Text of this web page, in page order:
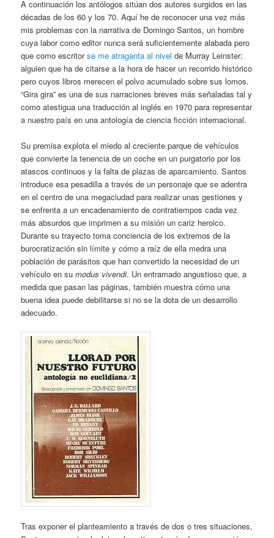
A continuación los antólogos sitúan dos autores surgidos en las
décadas de los 60 y los 70. Aquí he de reconocer una vez más
mis problemas con la narrativa de Domingo Santos, un hombre
cuya labor como editor nunca será suficientemente alabada pero
que como escritorse me atraganta al nivel de Murray Leinster:
alguien que ha de citarse a la hora de hacer un recorrido histórico
pero cuyos libros merecen el polvo acumulado sobre sus lomos.
“Gira gira” es una de sus narraciones breves más señaladas tal y
como atestigua una traducción al inglés en 1970 para representar
a nuestro país en una antología de ciencia ficción internacional.
Su premisa explota el miedo al creciente parque de vehículos
que convierte la tenencia de un coche en un purgatorio por los
atascos continuos y la falta de plazas de aparcamiento. Santos
introduce esa pesadilla a través de un personaje que se adentra
en el centro de una megaciudad para realizar unas gestiones y
se enfrenta a un encadenamiento de contratiempos cada vez
más absurdos que imprimen a su misión un cariz heroico.
Durante su trayecto toma conciencia de los extremos de la
burocratización sin límite y cómo a raíz de ella medra una
población de parásitos que han convertido la necesidad de un
vehículo en sumodus vivendi. Un entramado angustioso que, a
medida que pasan las páginas, también muestra cómo una
buena idea puede debilitarse si no se la dota de un desarrollo
adecuado.
Tras exponer el planteamiento a través de dos o tres situaciones,